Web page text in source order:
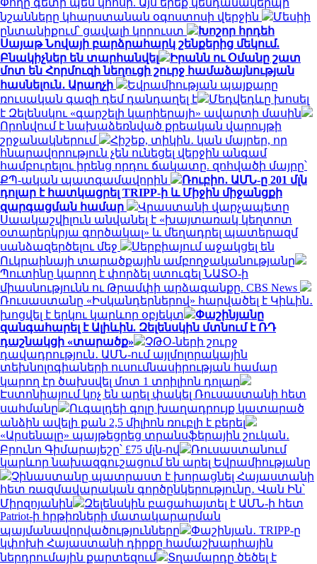
նշանները կհարստանան օգոստոսի վերջին
Մեսիի
ընտանիքում՝ ցավալի կորուստ
Խոշոր հրդեհ
Սայաթ Նովայի բարձրահարկ շենքերից մեկում.
Բնակիչներ են տարհանվել
Իրանն ու Օմանը շատ
մոտ են Հորմուզի նեղուցի շուրջ համաձայնության
հասնելուն․ Արաղչի
Եվրամիության պայքարը
ռուսական գազի դեմ դանդաղել է
Մեդվեդևը խոսել
է Զելենսկու «գարշելի կարիերայի» ավարտի մասին
Որոնվում է նախաձեռնված քրեական վարույթի
շրջանակներում
Հիշեք, տիկին․ կան մայրեր, որ
հնարավորություն չեն ունեցել վերջին անգամ
համբուրելու իրենց որդու ճակատը. զոհվածի մայրը՝
ՔՊ-ական պատգամավորին
Ռուբիո․ ԱՄՆ-ը 201 մլն
դոլար է հատկացրել TRIPP-ի և Միջին միջանցքի
զարգացման համար
Վրաստանի վարչապետը
Սաակաշվիլուն անվանել է «խայտառակ կեղտոտ
օտարերկրյա գործակալ» և մեղադրել պատերազմ
սանձազերծելու մեջ
Սերբիայում աջակցել են
Ուկրաինայի տարածքային ամբողջականությանը
Պուտինը կարող է փորձել ստուգել ՆԱՏՕ-ի
միասնությունն ու Թրամփի արձագանքը. CBS News
Ռուսաստանը «Իսկանդերներով» հարվածել է Կիևին․
խոցվել է երկու կարևոր օբյեկտ
Փաշինյանը
զանգահարել է Ալիևին. Զելենսկին մտնում է ՌԴ
դաշնակցի «տարածք»
ՉԹՕ-ների շուրջ
դավադրություն․ ԱՄՆ-ում այլմոլորակային
տեխնոլոգիաների ուսումնասիրության համար
կարող էր ծախսվել մոտ 1 տրիլիոն դոլար
Էստոնիայում կոչ են արել փակել Ռուսաստանի հետ
սահմանը
Ուգալդեի գոլը խաղադրույք կատարած
անձին ավելի քան 2,5 միլիոն ռուբլի է բերել
«Արսենալը» պայթեցրեց տրանսֆերային շուկան․
Բրունո Գիմարայեշը՝ £75 մլն-ով
Ռուսաստանում
կարևոր նախազգուշացում են արել Եվրամիությանը
Չինաստանը պատրաստ է խորացնել Հայաստանի
հետ ռազմավարական գործընկերությունը․ Վան Ին՝
Միրզոյանին
Զելենսկին բացահայտել է ԱՄՆ-ի հետ
Patriot-ի հրթիռների մատակարարման
պայմանավորվածությունները
Փաշինյան․ TRIPP-ը
կփոխի Հայաստանի դիրքը համաշխարհային
ներդրումային քարտեզում
Տղամարդը ծեծել է